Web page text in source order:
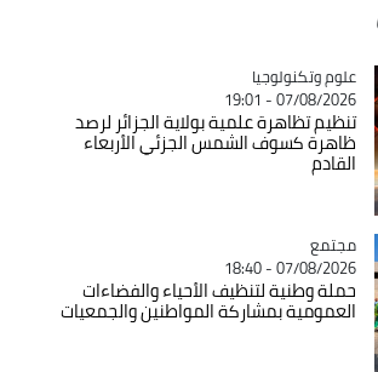
Catégorie
علوم وتكنولوجيا
07/08/2026 - 19:01
تنظيم تظاهرة علمية بولاية الجزائر لرصد
ظاهرة كسوف الشمس الجزئي الأربعاء
القادم
Catégorie
مجتمع
07/08/2026 - 18:40
حملة وطنية لتنظيف الأحياء والفضاءات
العمومية بمشاركة المواطنين والجمعيات